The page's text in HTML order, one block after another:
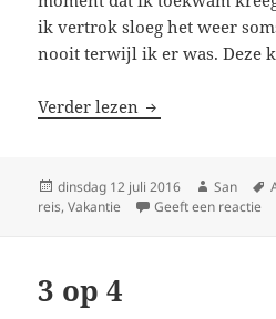
ik vertrok sloeg het weer
nooit terwijl ik er was. Deze
Verder lezen Kopenhagen
Geplaatst
op
dinsdag 12 juli 2016 Auteur
San
reis,Vakantie Geeft een reactie
3 op 4